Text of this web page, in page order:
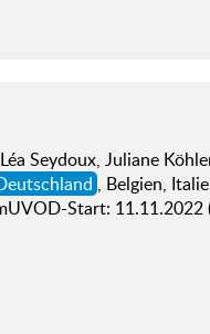
Seydoux, Juliane
, Belgien,
Start: 11.11.2022